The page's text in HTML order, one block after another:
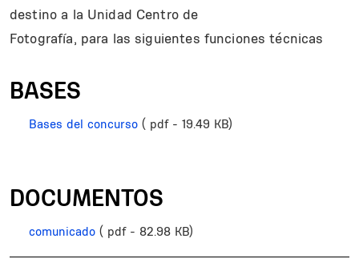
destino a la Unidad Centro de
Fotografía, para las siguientes funciones técnicas
BASES
Bases del concurso ( pdf - 19.49 KB)
DOCUMENTOS
comunicado ( pdf - 82.98 KB)